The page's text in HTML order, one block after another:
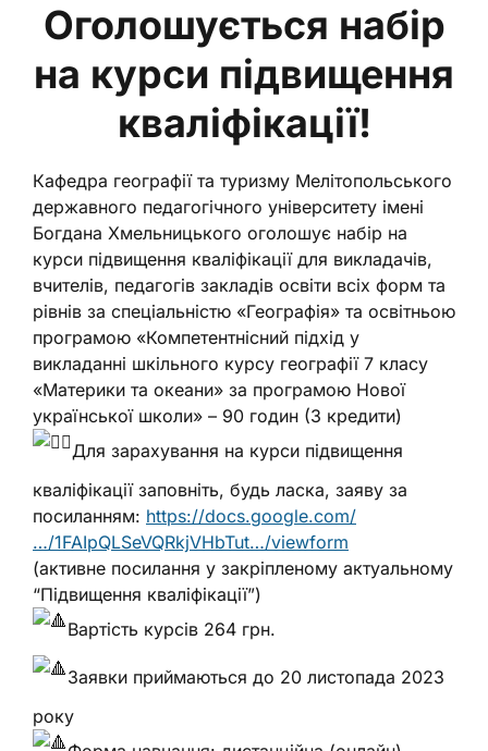
Оголошується набір
на курси підвищення
кваліфікації!
Кафедра географії та туризму Мелітопольського
державного педагогічного університету імені
Богдана Хмельницького оголошує набір на
курси підвищення кваліфікації для викладачів,
вчителів, педагогів закладів освіти всіх форм та
рівнів за спеціальністю «Географія» та освітньою
програмою «Компетентнісний підхід у
викладанні шкільного курсу географії 7 класу
«Материки та океани» за програмою Нової
української школи» – 90 годин (3 кредити)
Для зарахування на курси підвищення
кваліфікації заповніть, будь ласка, заяву за
посиланням: https://docs.google.com/
…/1FAIpQLSeVQRkjVHbTut…/viewform
(активне посилання у закріпленому актуальному
“Підвищення кваліфікації”)
Вартість курсів 264 грн.
Заявки приймаються до 20 листопада 2023
року